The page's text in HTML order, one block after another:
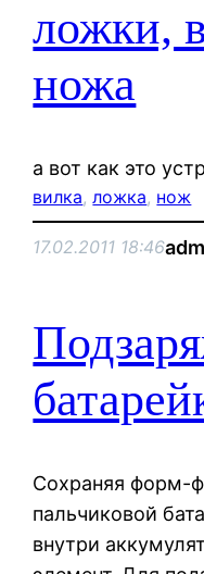
ложки,
ножа
а вот как это
вилка, ложка, нож
17.02.2011 18:46
Сохраняя форм-
пальчиковой
внутри